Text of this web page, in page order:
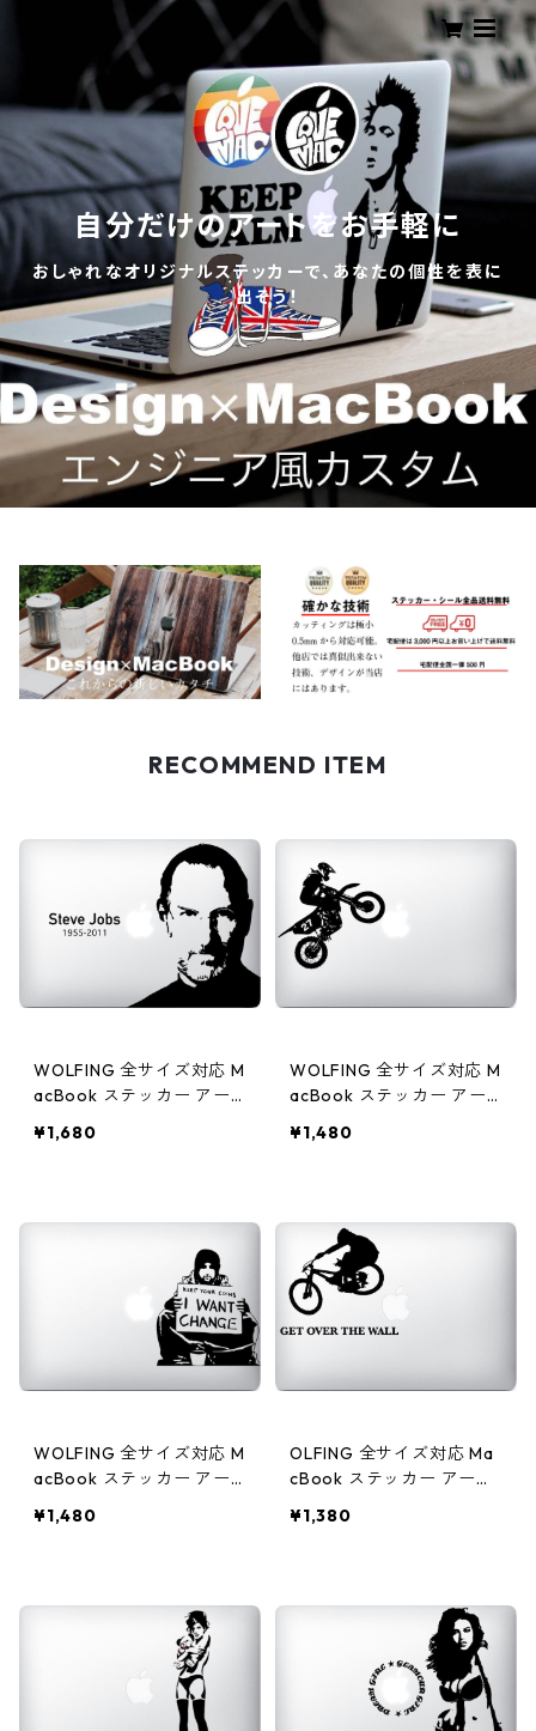
自分だけのアートをお手軽に
おしゃれなオリジナルステッカーで、あなたの個性を表に
出そう！
RECOMMEND ITEM
WOLFING 全サイズ対応 M
acBook ステッカー アー
ル Steve Jobs スティー
¥1,680
WOLFING 全サイズ対応 M
acBook ステッカー アー
ル モトクロス ブラック
¥1,480
WOLFING 全サイズ対応 M
acBook ステッカー アー
ル Banksy バンクシー I w
¥1,480
OLFING 全サイズ対応 Ma
cBook ステッカー アート
BMX Get Over the Wall
¥1,380